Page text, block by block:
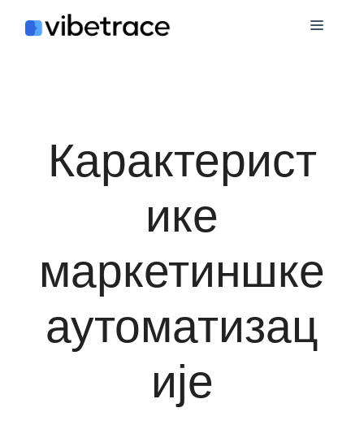
Мени
Карактерист
ике
маркетиншке
аутоматизац
ије